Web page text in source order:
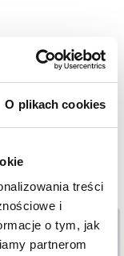
O plikach cookies
treści
i
o tym, jak
partnerom
98 g.